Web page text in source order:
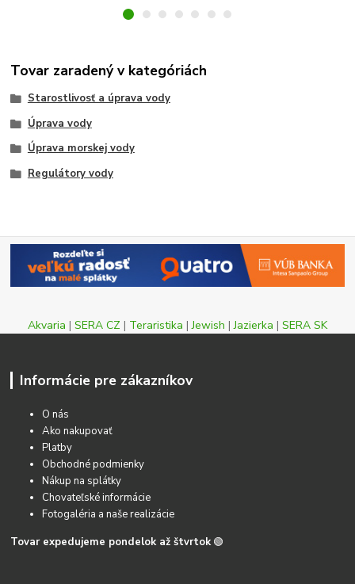
Tovar zaradený v kategóriách
Starostlivosť a úprava vody
Úprava vody
Úprava morskej vody
Regulátory vody
Akvaria | SERA CZ | Teraristika |Jewish |Jazierka | SERA SK
Informácie pre zákazníkov
O nás
Ako nakupovať
Platby
Obchodné podmienky
Nákup na splátky
Chovateľské informácie
Fotogaléria a naše realizácie
Tovar expedujeme pondelok až štvrtok 🟢